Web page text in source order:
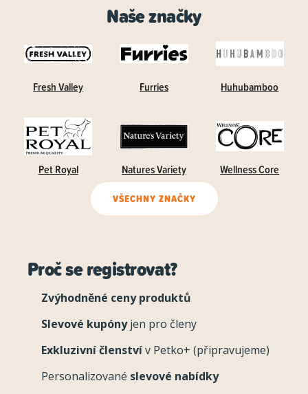
Naše značky
Fresh Valley Furries Huhubamboo
Pet Royal Natures Variety Wellness Core
VŠECHNY ZNAČKY
Proč se registrovat?
Zvýhodněné ceny produktů
Slevové kupónyjen pro členy
Exkluzivní členstvív Petko+ (připravujeme)
Personalizované slevové nabídky